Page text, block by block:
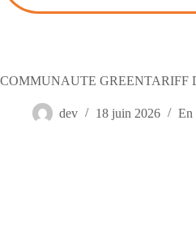
COMMUNAUTE GREENTARIFF
dev 18 juin 2026 En